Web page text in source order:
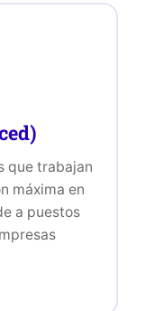
que trabajan
máxima en
a puestos